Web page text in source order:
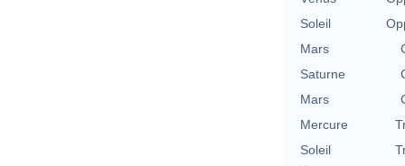
Soleil
Mars
Saturne
Mars
Mercure
Soleil